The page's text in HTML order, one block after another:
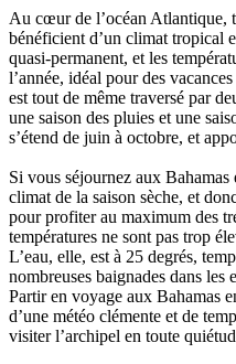
Au cœur de l’océan Atlantique,
bénéficient d’un climat tropical
quasi-permanent, et les
l’année, idéal pour des
est tout de même traversé par
une saison des pluies et une
s’étend de juin à octobre, et
Si vous séjournez aux
climat de la saison sèche, et
pour profiter au maximum des
températures ne sont pas trop
L’eau, elle, est à 25 degrés,
nombreuses baignades dans les
Partir en voyage aux Bahamas
d’une météo clémente et de
visiter l’archipel en toute